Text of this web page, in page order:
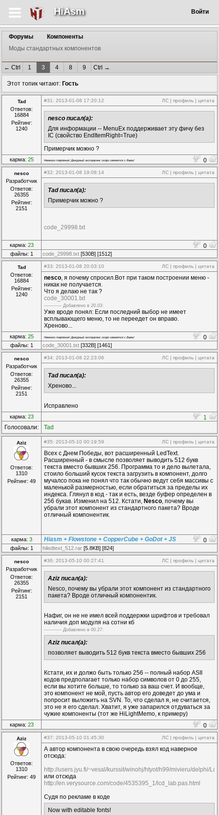
HiAsm Войти
Форумы
Компоненты
Моды стандартных компонентов
← Ctrl 1 3 4 8 9 Ctrl →
Этот топик читают: Гость
Tad
Ответов:
16884
Рейтинг:
1240
#31 : 2013-01-08 17:20:12 ЛС | профиль | цитата
nesco писал(а):
Для информации -- MenuEx поддерживает эту фичу без
IC (свойство EndItemRight=True)
Примерчик можно ?
карма: 25 Немного терпения! Дежурный экстрасенс скоро свяжется с Вами! 0
nesco
Разработчик
Ответов:
26355
Рейтинг:
2151
#32: 2013-01-08 19:08:14 ЛС | профиль | цитата
Tad писал(а):
Примерчик можно ?
code_29998.txt
карма: 23 0
файлы: 1 code_29998.txt [530B] [1512]
Tad
Ответов:
16884
Рейтинг:
1240
#33: 2013-01-08 20:03:10 ЛС | профиль | цитата
nesco, я почему спросил.Вот при таком построении меню -
никак не получается.
Что я делаю не так ?
code_30001.txt
------------ Дoбавленo в 20.03:
Уже вроде понял: Если последний выбор не имеет
всплывающего меню, то не переедет он вправо.
Хреново...
карма: 25 Немного терпения! Дежурный экстрасенс скоро свяжется с Вами! 0
файлы: 1 code_30001.txt [332B] [1461]
nesco
Разработчик
Ответов:
26355
Рейтинг:
2151
#34: 2013-01-08 22:23:06 ЛС | профиль | цитата
Tad писал(а):
Хреново...
Исправлено
карма: 23
1
Голосовали:
Tad
Aziz
Ответов:
1310
Рейтинг: 49
#35: 2013-05-10 00:19:59 ЛС | профиль | цитата
Всех с Днем Победы, вот расширенный LedText.
Расширенный - в смысле позволяет выводить 512 букв
текста вместо бывших 256. Программа то и дело вылетала,
стоило больший кусок текста загрузить в компонент, долго
мучалсо пока не понял что так обычно ведут себя массивы с
маленькой размерностью, если обратиться за пределы их
индекса. Глянул в код - так и есть, везде буфер определен в
256 букав. Изменил на 512. Кстати, Nesco, почему вы
убрали этот компонент из стандартного пакета? Вроде
отличный компонентик.
карма: 3 Hiasm + Flowstone + CopperCube + GoDot + JS 0
файлы: 1 hiledtext_512.rar [5.8KB] [824]
nesco
Разработчик
Ответов:
26355
Рейтинг:
2151
#36: 2013-05-10 00:27:41 ЛС | профиль | цитата
Aziz писал(а):
Nesco, почему вы убрали этот компонент из стандартного
пакета? Вроде отличный компонентик.
Нафиг, он не не имел всей поддержки шрифтов и требовал
наличия доп модуля на сотни кб
------------ Дoбавленo в 00.27:
Aziz писал(а):
позволяет выводить 512 букв текста вместо бывших 256
Кстати, их и должо быть только 256 -- полный набор ASII
кодов предполагает только набор символов от 0 до 255,
если вы хотите больше, то только за ваш счет. И вообще,
это компонент не мой, пусть автор его доведет до ума и
попросит выложить на SVN. То, что сделал я, не считается,
это не я его сделал. Хватит, я уже запарился отдуваться за
чужие компоненты (тот же HiLightMemo, к примеру)
карма: 23 0
Aziz
Ответов:
1310
Рейтинг: 49
#37: 2013-05-10 01:45:30 ЛС | профиль | цитата
А автор компонента в свою очередь взял код наверное
отсюда:
http://users.jyu.fi/~vesal/kurssit/winohj/htyot/h99/mivieru/delphi/
или отсюда
http://en.verysource.com/code/4535395_1/lcd_lab.pas.html
Судя по рекламе в коде
Now with editable fonts!